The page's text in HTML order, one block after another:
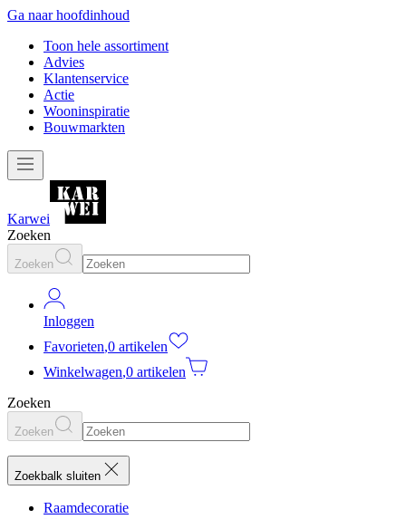
Ga naar hoofdinhoud
Toon hele assortiment
Advies
Klantenservice
Actie
Wooninspiratie
Bouwmarkten
Karwei
Zoeken
Zoeken
Inloggen
Favorieten,0 artikelen
Winkelwagen,0 artikelen
Zoeken
Zoeken
Zoekbalk sluiten
Raamdecoratie